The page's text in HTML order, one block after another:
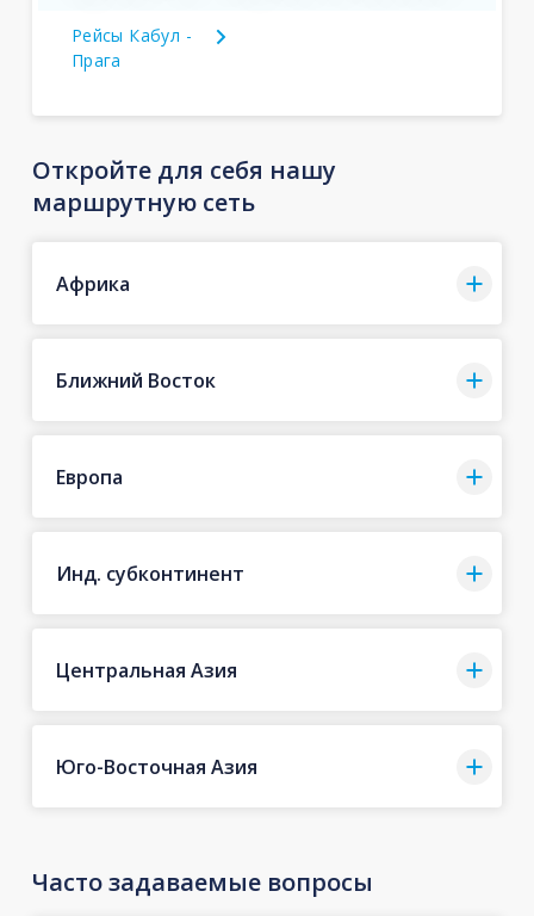
Рейсы Кабул -
Прага
Откройте для себя нашу
маршрутную сеть
Африка
Ближний Восток
Европа
Инд. субконтинент
Центральная Азия
Юго-Восточная Азия
Часто задаваемые вопросы